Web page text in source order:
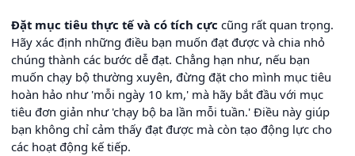
Đặt mục tiêu thực tế và có tích cực cũng rất quan trọng.
Hãy xác định những điều bạn muốn đạt được và chia nhỏ
chúng thành các bước dễ đạt. Chẳng hạn như, nếu bạn
muốn chạy bộ thường xuyên, đừng đặt cho mình mục tiêu
hoàn hảo như 'mỗi ngày 10 km,' mà hãy bắt đầu với mục
tiêu đơn giản như 'chạy bộ ba lần mỗi tuần.' Điều này giúp
bạn không chỉ cảm thấy đạt được mà còn tạo động lực cho
các hoạt động kế tiếp.